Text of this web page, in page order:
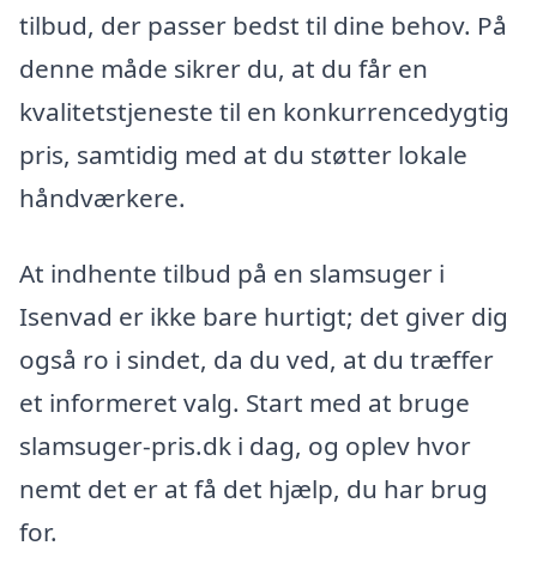
tilbud, der passer bedst til dine behov. På
denne måde sikrer du, at du får en
kvalitetstjeneste til en konkurrencedygtig
pris, samtidig med at du støtter lokale
håndværkere.
At indhente tilbud på en slamsuger i
Isenvad er ikke bare hurtigt; det giver dig
også ro i sindet, da du ved, at du træffer
et informeret valg. Start med at bruge
slamsuger-pris.dk i dag, og oplev hvor
nemt det er at få det hjælp, du har brug
for.